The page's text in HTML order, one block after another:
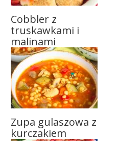
Cobbler z
truskawkami i
malinami
Zupa gulaszowa z
kurczakiem